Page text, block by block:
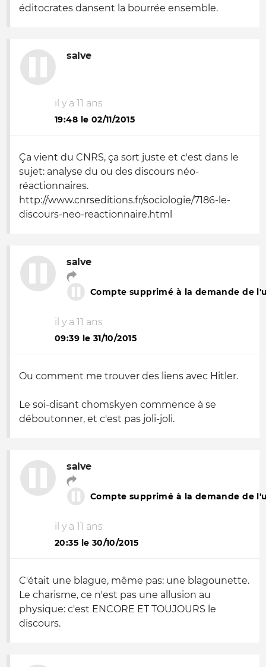
éditocrates dansent la bourrée ensemble.
salve
il y a 11 ans
19:48 le 02/11/2015
Ça vient du CNRS, ça sort juste et c'est dans le
sujet: analyse du ou des discours néo-
réactionnaires.
http://www.cnrseditions.fr/sociologie/7186-le-
discours-neo-reactionnaire.html
salve
Compte supprimé à la demande de
il y a 11 ans
09:39 le 31/10/2015
Ou comment me trouver des liens avec Hitler.
Le soi-disant chomskyen commence à se
déboutonner, et c'est pas joli-joli.
salve
Compte supprimé à la demande de
il y a 11 ans
20:35 le 30/10/2015
C'était une blague, même pas: une blagounette.
Le charisme, ce n'est pas une allusion au
physique: c'est ENCORE ET TOUJOURS le
discours.